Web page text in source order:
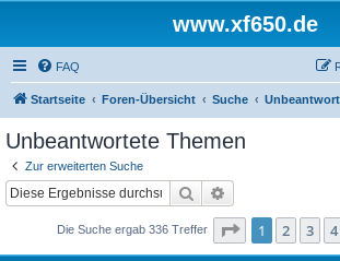
www.xf650.de
FAQ
Startseite Foren-Übersicht Suche
Unbeantwortete Themen
Zur erweiterten Suche
Suche
Die Suche ergab 336 Treffer Seite 1von
1 2 3 4